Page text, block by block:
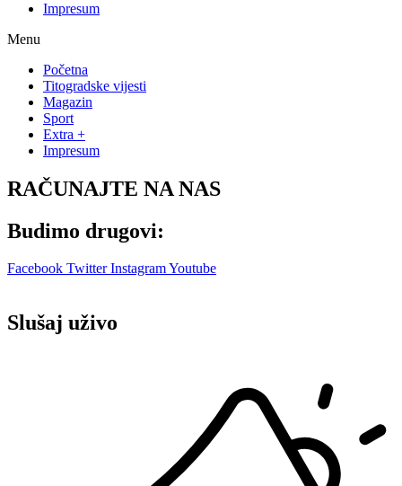
Impresum
Menu
Početna
Titogradske vijesti
Magazin
Sport
Extra +
Impresum
RAČUNAJTE NA NAS
Budimo drugovi:
Facebook Twitter InstagramYoutube
Slušaj uživo